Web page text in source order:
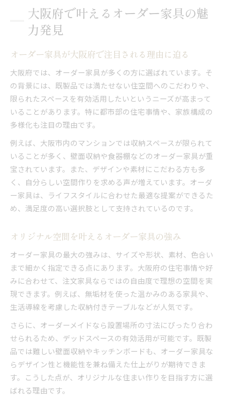
オーダー家具で実現する個性的な空間演出法
理想を形にする家具選びのポイントを解説
オーダー家具の素材選びで変わる雰囲気とは
大阪府の住まいにマッチする家具設計の工夫
理想を形にする注文家具のコツをご紹介
オーダー家具で理想を形にするための流れ紹介
大阪府で頼みたい注文家具の打ち合わせ方法
オリジナル家具の設計で重視すべきポイント
オーダー家具のサイズ選定で失敗しない秘訣
素材や質感にこだわる注文家具の選び方
暮らしを彩る大阪府のオーダー家具活用法
オーダー家具で叶える快適なリビング空間作り
大阪府の住まいに調和する家具配置アイデア
デザインから始める自分らしい家具の選び方
オーダー家具で叶える理想のデザイン実例集
大阪府の住まいに映える家具デザインの考え方
オリジナル家具製作で大切なデザイン打ち合わ
せ
好みを反映したオーダー家具カラー選びのコツ
素材選びで変わる家具の印象と使い心地
収納も美観も叶うオーダー家具活用の秘訣
オーダー家具で収納と美観を両立させる発想
大阪府で叶えるオーダー家具の魅
力発見
オーダー家具が大阪府で注目される理由に迫る
大阪府では、オーダー家具が多くの方に選ばれています。そ
の背景には、既製品では満たせない住空間へのこだわりや、
限られたスペースを有効活用したいというニーズが高まって
いることがあります。特に都市部の住宅事情や、家族構成の
多様化も注目の理由です。
例えば、大阪市内のマンションでは収納スペースが限られて
いることが多く、壁面収納や食器棚などのオーダー家具が重
宝されています。また、デザインや素材にこだわる方も多
く、自分らしい空間作りを求める声が増えています。オーダ
ー家具は、ライフスタイルに合わせた最適な提案ができるた
め、満足度の高い選択肢として支持されているのです。
オリジナル空間を叶えるオーダー家具の強み
オーダー家具の最大の強みは、サイズや形状、素材、色合い
まで細かく指定できる点にあります。大阪府の住宅事情や好
みに合わせて、注文家具ならではの自由度で理想の空間を実
現できます。例えば、無垢材を使った温かみのある家具や、
生活導線を考慮した収納付きテーブルなどが人気です。
さらに、オーダーメイドなら設置場所の寸法にぴったり合わ
せられるため、デッドスペースの有効活用が可能です。既製
品では難しい壁面収納やキッチンボードも、オーダー家具な
らデザイン性と機能性を兼ね備えた仕上がりが期待できま
す。こうした点が、オリジナルな住まい作りを目指す方に選
ばれる理由です。